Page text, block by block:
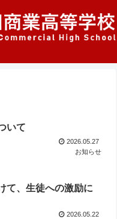
いて
2026.05.27
お知らせ
て、生徒への激励に
2026.05.22